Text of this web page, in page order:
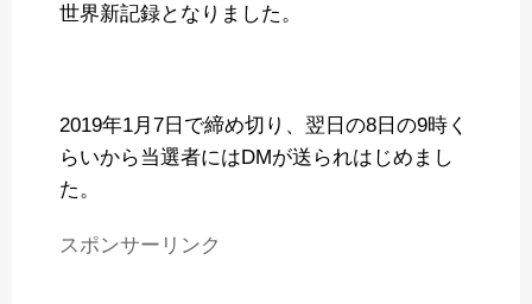
世界新記録となりました。
2019年1月7日で締め切り、翌日の8日の9時く
らいから当選者にはDMが送られはじめまし
た。
スポンサーリンク